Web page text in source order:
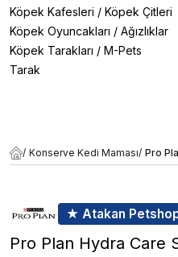
Köpek Kafesleri / Köpek Çitleri
Köpek Oyuncakları / Ağızlıklar
Köpek Tarakları / M-Pets
Tarak
/ Konserve Kedi Maması/ Pro
★ Atakan
Pro Plan Hydra Care